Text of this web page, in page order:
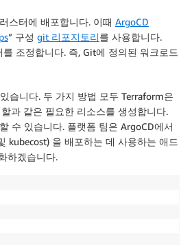
스터에 배포합니다. 이때 ArgoCD
” 구성 git 리포지토리를 사용합니다.
조정합니다. 즉, Git에 정의된 워크로드
습니다. 두 가지 방법 모두 Terraform은
할과 같은 필요한 리소스를 생성합니다.
수 있습니다. 플랫폼 팀은 ArgoCD에서
kubecost) 을 배포하는 데 사용하는 애드
하겠습니다.